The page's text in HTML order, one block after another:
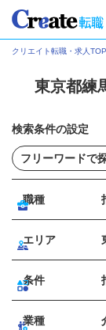
クリエイト転職・求人TOP
東京都練
検索条件の設定
職種
エリア
条件
業種